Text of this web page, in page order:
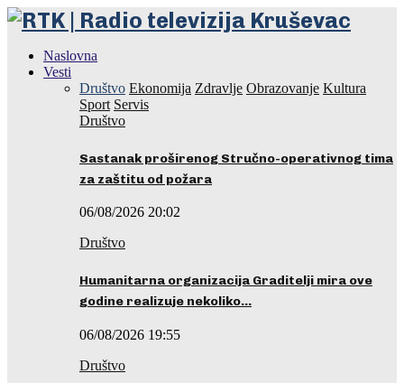
Naslovna
Vesti
Društvo Ekonomija Zdravlje Obrazovanje Kultura
Sport Servis
Društvo
Sastanak proširenog Stručno-operativnog tima
za zaštitu od požara
06/08/2026 20:02
Društvo
Humanitarna organizacija Graditelji mira ove
godine realizuje nekoliko…
06/08/2026 19:55
Društvo